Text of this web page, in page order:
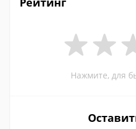
Нажмите, для